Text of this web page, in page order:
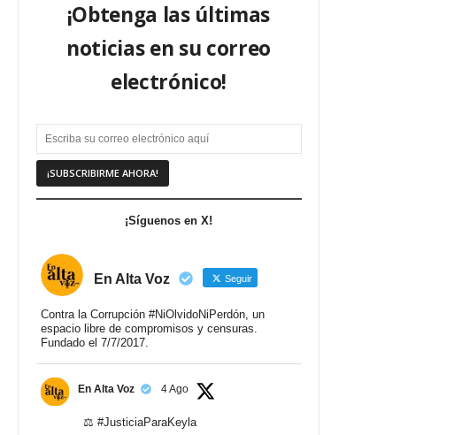
¡Obtenga las últimas
noticias en su correo
electrónico!
¡Síguenos en X!
En Alta Voz Seguir
Contra la Corrupción #NiOlvidoNiPerdón, un
espacio libre de compromisos y censuras.
Fundado el 7/7/2017.
En Alta Voz 4 Ago
⚖️ #JusticiaParaKeyla